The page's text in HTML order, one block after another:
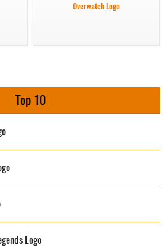
Overwatch Logo
Top 10
Logo